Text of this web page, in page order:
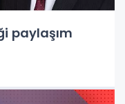
paylaşım